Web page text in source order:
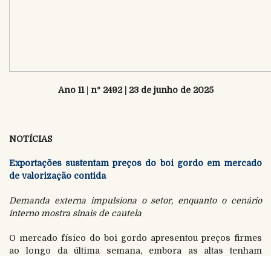
Ano 11| nº 2492 | 23 de junho de 2025
NOTÍCIAS
Exportações sustentam preços do boi gordo em mercado
de valorização contida
Demanda externa impulsiona o setor, enquanto o cenário
interno mostra sinais de cautela
O mercado físico do boi gordo apresentou preços firmes
ao longo da última semana, embora as altas tenham